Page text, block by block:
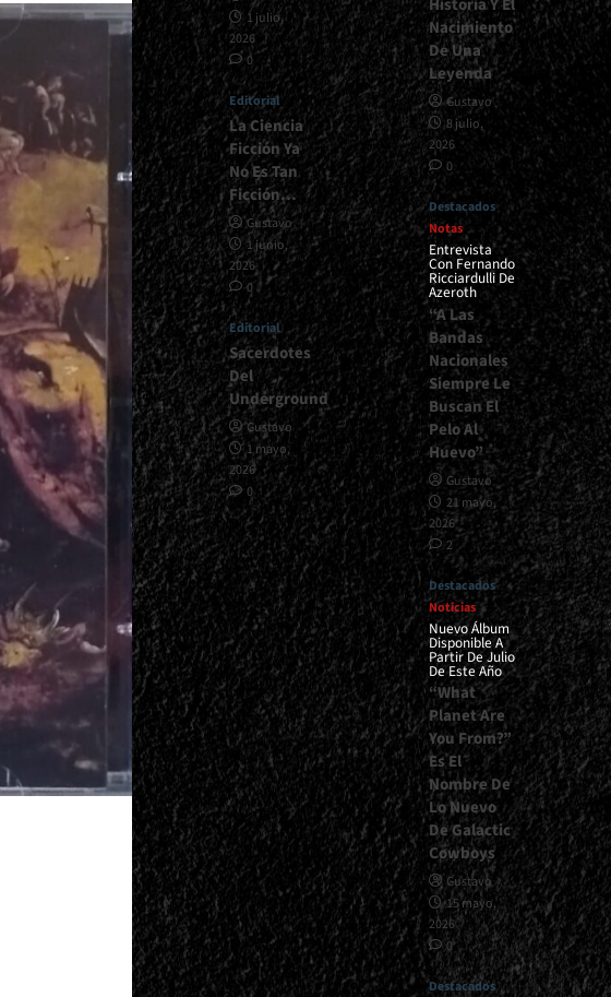
1 julio,
2026
0
Editorial
La Ciencia
Ficción Ya
No Es Tan
Ficción…
Gustavo
1 junio,
2026
0
Editorial
Sacerdotes
Del
Underground
Gustavo
1 mayo,
2026
0
Historia Y El
Nacimiento
De Una
Leyenda
Gustavo
8 julio,
2026
0
Destacados
Notas
Entrevista
Con Fernando
Ricciardulli De
Azeroth
“A Las
Bandas
Nacionales
Siempre Le
Buscan El
Pelo Al
Huevo”
Gustavo
21 mayo,
2026
2
Destacados
Noticias
Nuevo Álbum
Disponible A
Partir De Julio
De Este Año
“What
Planet Are
You From?”
Es El
Nombre De
Lo Nuevo
De Galactic
Cowboys
Gustavo
15 mayo,
2026
0
Destacados